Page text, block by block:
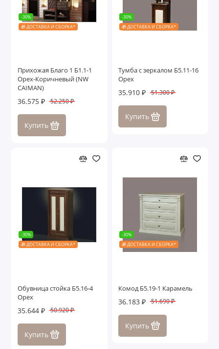
-30%
🎁 ДОСТАВКА И СБОРКА*
Прихожая Благо 1 Б1.1-1
Орех-Коричневый (NW
CAIMAN)
36.575 ₽ 52.250 ₽
Купить
-30%
🎁 ДОСТАВКА И СБОРКА*
Тумба с зеркалом Б5.11-16
Орех
35.910 ₽ 51.300 ₽
Купить
-30%
🎁 ДОСТАВКА И СБОРКА*
Обувница стойка Б5.16-4
Орех
35.644 ₽ 50.920 ₽
Купить
-30%
🎁 ДОСТАВКА И СБОРКА*
Комод Б5.19-1 Карамель
36.183 ₽ 51.690 ₽
Купить